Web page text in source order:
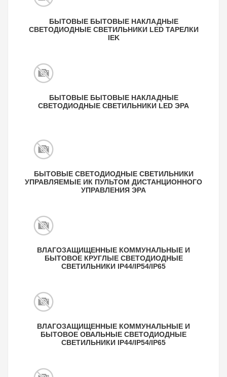
БЫТОВЫЕ БЫТОВЫЕ НАКЛАДНЫЕ
СВЕТОДИОДНЫЕ СВЕТИЛЬНИКИ LED ТАРЕЛКИ
IEK
БЫТОВЫЕ БЫТОВЫЕ НАКЛАДНЫЕ
СВЕТОДИОДНЫЕ СВЕТИЛЬНИКИ LED ЭРА
БЫТОВЫЕ СВЕТОДИОДНЫЕ СВЕТИЛЬНИКИ
УПРАВЛЯЕМЫЕ ИК ПУЛЬТОМ ДИСТАНЦИОННОГО
УПРАВЛЕНИЯ ЭРА
ВЛАГОЗАЩИЩЕННЫЕ КОММУНАЛЬНЫЕ И
БЫТОВОЕ КРУГЛЫЕ СВЕТОДИОДНЫЕ
СВЕТИЛЬНИКИ IP44/IP54/IP65
ВЛАГОЗАЩИЩЕННЫЕ КОММУНАЛЬНЫЕ И
БЫТОВОЕ ОВАЛЬНЫЕ СВЕТОДИОДНЫЕ
СВЕТИЛЬНИКИ IP44/IP54/IP65